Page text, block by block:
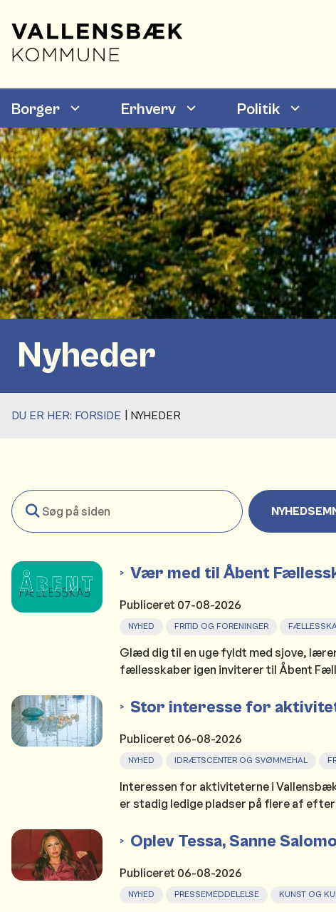
Borger Erhverv Politik
Nyheder
DU ER HER: FORSIDE NYHEDER
Søg
på
siden
Vær med til Åbent
Publiceret 07-08-2026
NYHED FRITID OG FORENINGER
Glæd dig til en uge fyldt med sjove,
fællesskaber igen inviterer til Åbent
Stor interesse for
Publiceret 06-08-2026
NYHED IDRÆTSCENTER OG SVØMMEHAL
Interessen for aktiviteterne i
er stadig ledige pladser på flere af
Oplev Tessa, Sanne
Publiceret 06-08-2026
NYHED PRESSEMEDDELELSE KUNST OG